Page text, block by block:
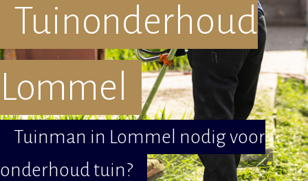
Tuinonderhoud
Lommel
Tuinman in Lommel nodig voor
onderhoud tuin?